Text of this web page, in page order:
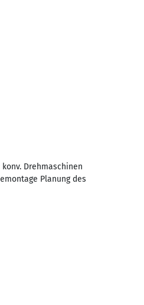
Drehmaschinen
Planung des